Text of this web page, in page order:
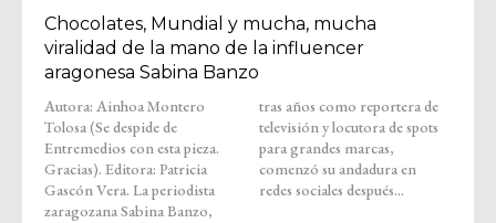
Chocolates, Mundial y mucha, mucha
viralidad de la mano de la influencer
aragonesa Sabina Banzo
Autora: Ainhoa Montero
Tolosa (Se despide de
Entremedios con esta pieza.
Gracias). Editora: Patricia
Gascón Vera. La periodista
zaragozana Sabina Banzo,
tras años como reportera de
televisión y locutora de spots
para grandes marcas,
comenzó su andadura en
redes sociales después...